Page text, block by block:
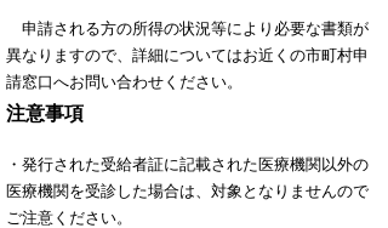
申請される方の所得の状況等により必要な書類が
異なりますので、詳細についてはお近くの市町村申
請窓口へお問い合わせください。
注意事項
・発行された受給者証に記載された医療機関以外の
医療機関を受診した場合は、対象となりませんので
ご注意ください。